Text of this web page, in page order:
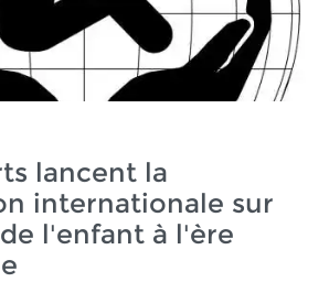
lancent la
internationale sur
l'enfant à l'ère